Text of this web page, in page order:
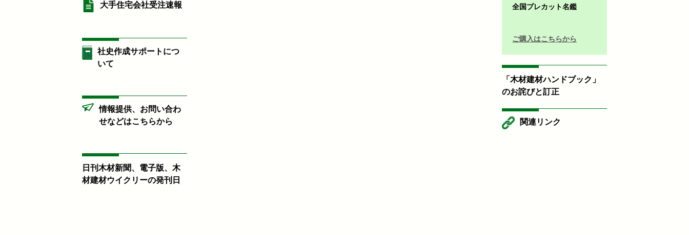
大手住宅会社受注速報
社史作成サポートにつ
いて
情報提供、お問い合わ
せなどはこちらから
日刊木材新聞、電子版、木
材建材ウイクリーの発刊日
全国プレカット名鑑
ご購入はこちらから
「木材建材ハンドブック」
のお詫びと訂正
関連リンク